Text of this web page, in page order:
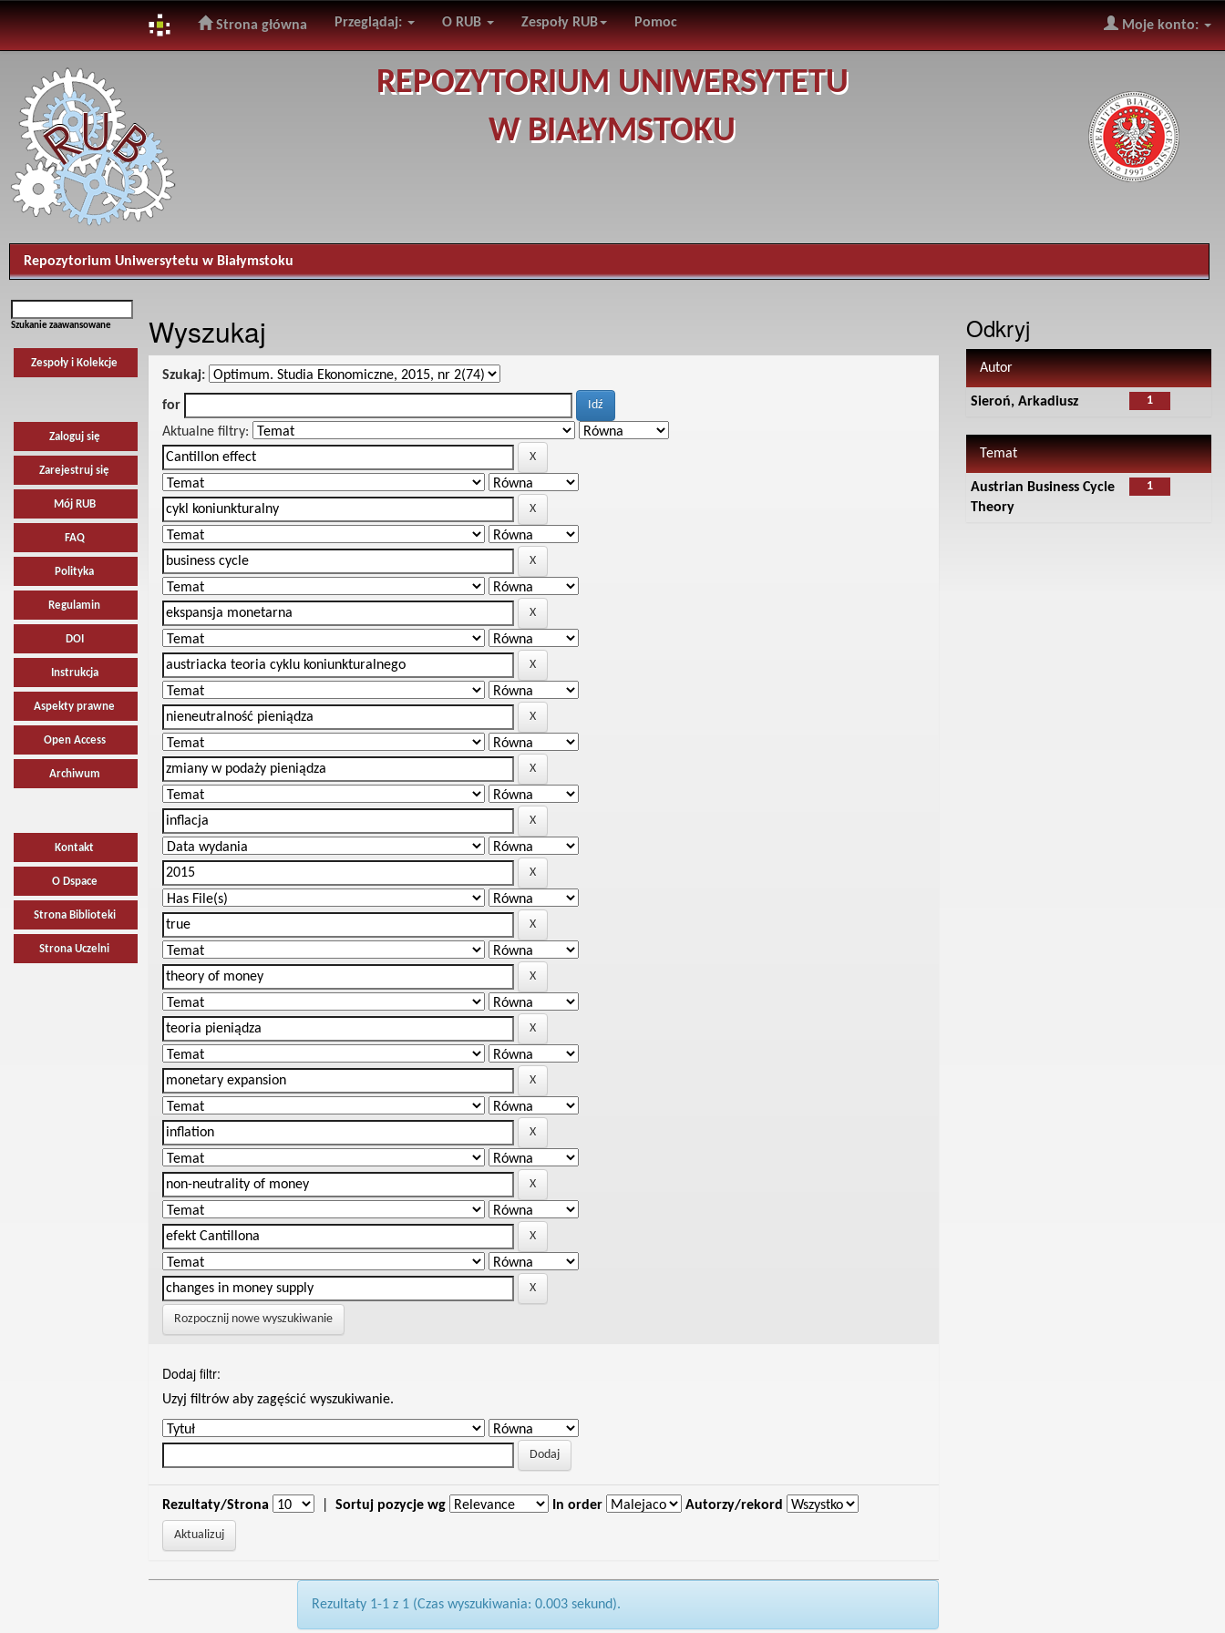
navigation
Strona główna Przeglądaj: O RUB Zespoły RUB Pomoc Moje konto:
REPOZYTORIUM UNIWERSYTETU
W BIAŁYMSTOKU
Repozytorium Uniwersytetu w Białymstoku
Szukanie zaawansowane
Zespoły i Kolekcje
Zaloguj się
Zarejestruj się
Mój RUB
FAQ
Polityka
Regulamin
DOI
Instrukcja
Aspekty prawne
Open Access
Archiwum
Kontakt
O Dspace
Strona Biblioteki
Strona Uczelni
Wyszukaj
Szukaj:
for
Aktualne filtry:
Rozpocznij nowe wyszukiwanie
Dodaj filtr:
Uzyj filtrów aby zagęścić wyszukiwanie.
Rezultaty/Strona Sortuj pozycje wg In order Autorzy/rekord
Rezultaty 1-1 z 1 (Czas wyszukiwania: 0.003 sekund).
Odkryj
Autor
1
Sieroń, Arkadiusz
Temat
1
Austrian Business Cycle
Theory